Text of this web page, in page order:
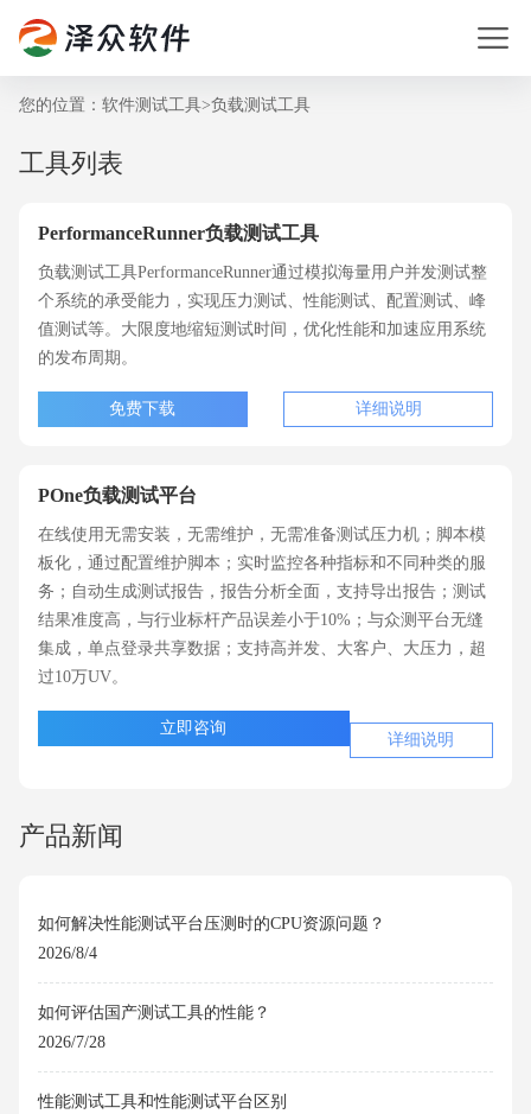
您的位置： 软件测试工具>负载测试工具
工具列表
PerformanceRunner负载测试工具
负载测试工具PerformanceRunner通过模拟海量用户并发测试整
个系统的承受能力，实现压力测试、性能测试、配置测试、峰
值测试等。大限度地缩短测试时间，优化性能和加速应用系统
的发布周期。
免费下载 详细说明
POne负载测试平台
在线使用无需安装，无需维护，无需准备测试压力机；脚本模
板化，通过配置维护脚本；实时监控各种指标和不同种类的服
务；自动生成测试报告，报告分析全面，支持导出报告；测试
结果准度高，与行业标杆产品误差小于10%；与众测平台无缝
集成，单点登录共享数据；支持高并发、大客户、大压力，超
过10万UV。
立即咨询
详细说明
产品新闻
如何解决性能测试平台压测时的CPU资源问题？
2026/8/4
如何评估国产测试工具的性能？
2026/7/28
性能测试工具和性能测试平台区别